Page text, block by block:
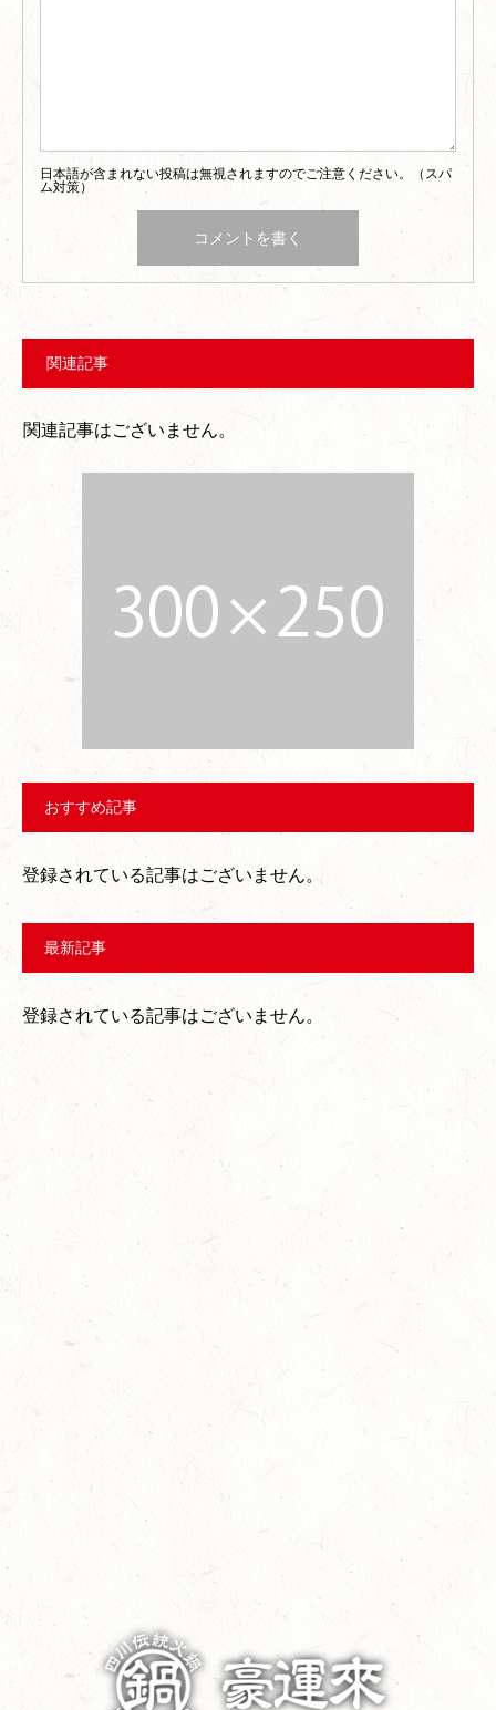
日本語が含まれない投稿は無視されますのでご注意ください。（スパ
ム対策）
関連記事
関連記事はございません。
おすすめ記事
登録されている記事はございません。
最新記事
登録されている記事はございません。